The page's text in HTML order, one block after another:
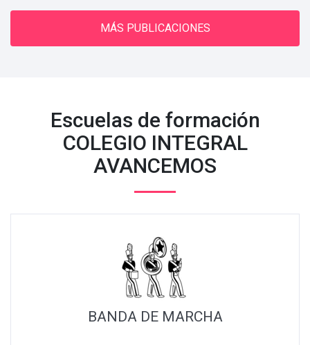
MÁS PUBLICACIONES
Escuelas de formación
COLEGIO INTEGRAL
AVANCEMOS
BANDA DE MARCHA